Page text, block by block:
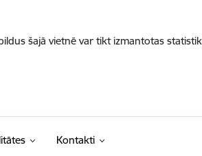
šajā vietnē var tikt izmantotas
Kontakti